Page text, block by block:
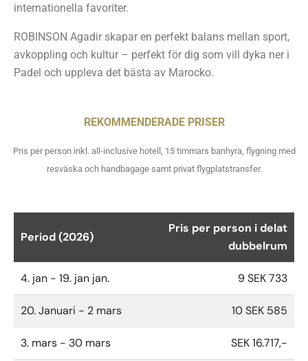
internationella favoriter.
ROBINSON Agadir skapar en perfekt balans mellan sport,
avkoppling och kultur – perfekt för dig som vill dyka ner i
Padel och uppleva det bästa av Marocko.
REKOMMENDERADE PRISER
Pris per person inkl. all-inclusive hotell, 15 timmars banhyra, flygning med
resväska och handbagage samt privat flygplatstransfer.
Period (2026)
Pris per person i delat
dubbelrum
4. jan - 19. jan jan. 9 SEK 733
20. Januari - 2 mars 10 SEK 585
3. mars - 30 mars SEK 16.717,-